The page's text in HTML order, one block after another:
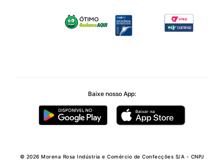
Baixe nosso App:
© 2026 Morena Rosa Indústria e Comércio de Confecções S/A - CNPJ